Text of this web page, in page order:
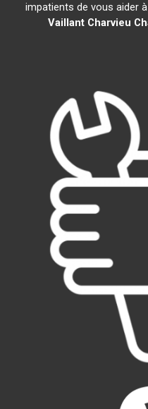
impatients de vous aider
Vaillant Charvieu